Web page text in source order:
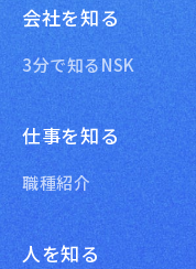
会社を知る
3分で知るNSK
仕事を知る
職種紹介
人を知る